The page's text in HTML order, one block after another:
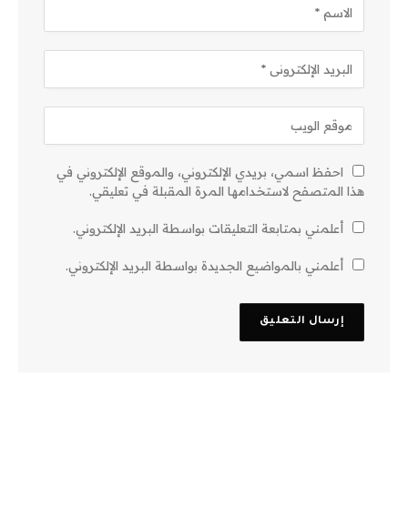
احفظ اسمي، بريدي الإلكتروني، والموقع الإلكتروني في
هذا المتصفح لاستخدامها المرة المقبلة في تعليقي.
أعلمني بمتابعة التعليقات بواسطة البريد الإلكتروني.
أعلمني بالمواضيع الجديدة بواسطة البريد الإلكتروني.